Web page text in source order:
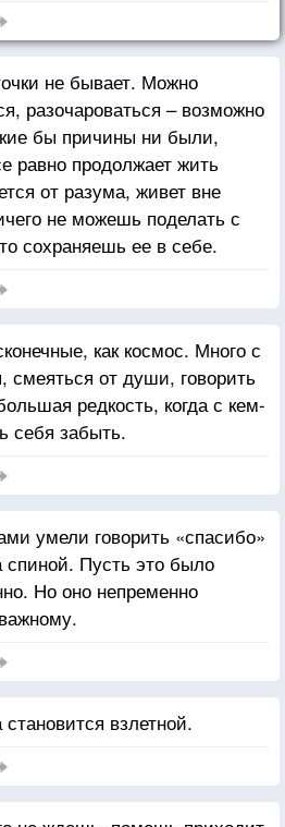
не бывает. Можно
разочароваться – возможно
бы причины ни были,
равно продолжает жить
от разума, живет вне
не можешь поделать с
сохраняешь ее в себе.
как космос. Много с
смеяться от души, говорить
редкость, когда с кем-
себя забыть.
умели говорить «спасибо»
спиной. Пусть это было
Но оно непременно
взлетной.